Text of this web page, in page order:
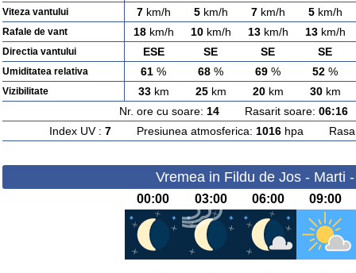
Viteza vantului 7km/h 5km/h 7km/h 5km/h
Rafale de vant 18km/h 10km/h 13km/h 13km/h
Directia vantului ESE SE SE SE
Umiditatea relativa 61 % 68 % 69 % 52 %
Vizibilitate 33km 25km 20km 30km
Nr. ore cu soare: 14Rasarit soare: 06:16
Index UV : 7Presiunea atmosferica: 1016hpa
Vremea in Fildu de Jos - Marti
00:00 03:00 06:00 09:00